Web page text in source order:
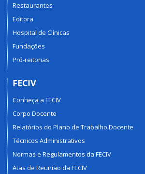
Restaurantes
Editora
Hospital de Clínicas
Fundações
Pró-reitorias
FECIV
Conheça a FECIV
Corpo Docente
Relatórios do Plano de Trabalho Docente
Técnicos Administrativos
Normas e Regulamentos da FECIV
Atas de Reunião da FECIV